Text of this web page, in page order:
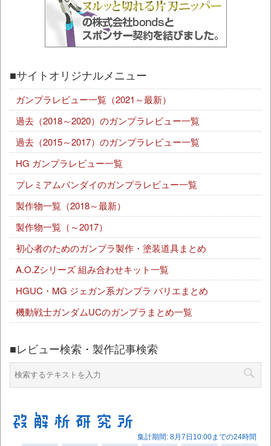
■サイトオリジナルメニュー
ガンプラレビュー一覧（2021～最新）
過去（2018～2020）のガンプラレビュー一覧
過去（2015～2017）のガンプラレビュー一覧
HG ガンプラレビュー一覧
プレミアムバンダイのガンプラレビュー一覧
製作物一覧（2018～最新）
製作物一覧（～2017）
初心者のためのガンプラ製作・塗装道具まとめ
A.O.Zシリーズ 組み合わせキット一覧
HGUC・MG ジェガン系ガンプラ バリエまとめ
機動戦士ガンダムUCのガンプラまとめ一覧
■レビュー検索・製作記事検索